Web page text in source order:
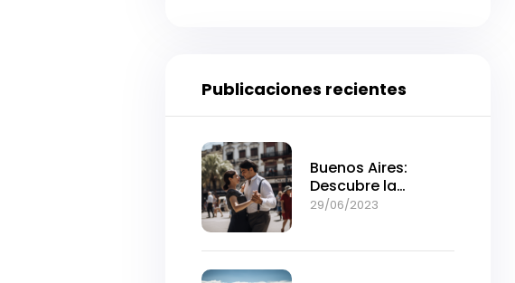
Publicaciones recientes
Buenos Aires:
Descubre la
intensidad de la
29/06/2023